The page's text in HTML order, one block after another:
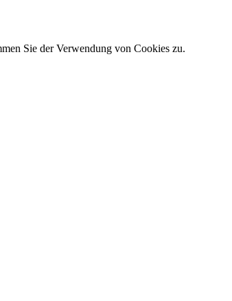
Sie der Verwendung von Cookies zu.